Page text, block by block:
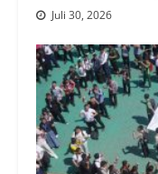
Juli 30, 2026